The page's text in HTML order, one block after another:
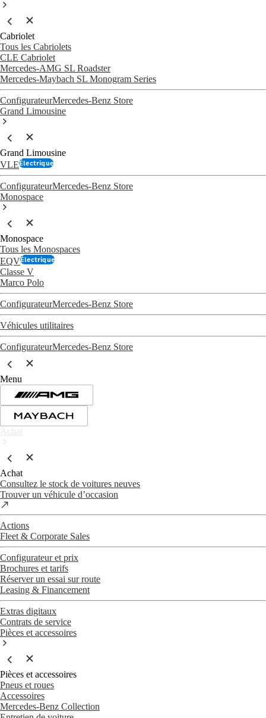
Cabriolet
Tous les Cabriolets
CLE Cabriolet
Mercedes-AMG SL Roadster
Mercedes-Maybach SL Monogram Series
ConfigurateurMercedes-Benz Store
Grand Limousine
Grand Limousine
VLEÉlectrique
ConfigurateurMercedes-Benz Store
Monospace
Monospace
Tous les Monospaces
EQVÉlectrique
Classe V
Marco Polo
ConfigurateurMercedes-Benz Store
Véhicules utilitaires
ConfigurateurMercedes-Benz Store
Menu
Achat
Consultez le stock de voitures neuves
Trouver un véhicule d’occasion
Actions
Fleet & Corporate Sales
Configurateur et prix
Brochures et tarifs
Réserver un essai sur route
Leasing & Financement
Extras digitaux
Contrats de service
Pièces et accessoires
Pièces et accessoires
Pneus et roues
Accessoires
Mercedes-Benz Collection